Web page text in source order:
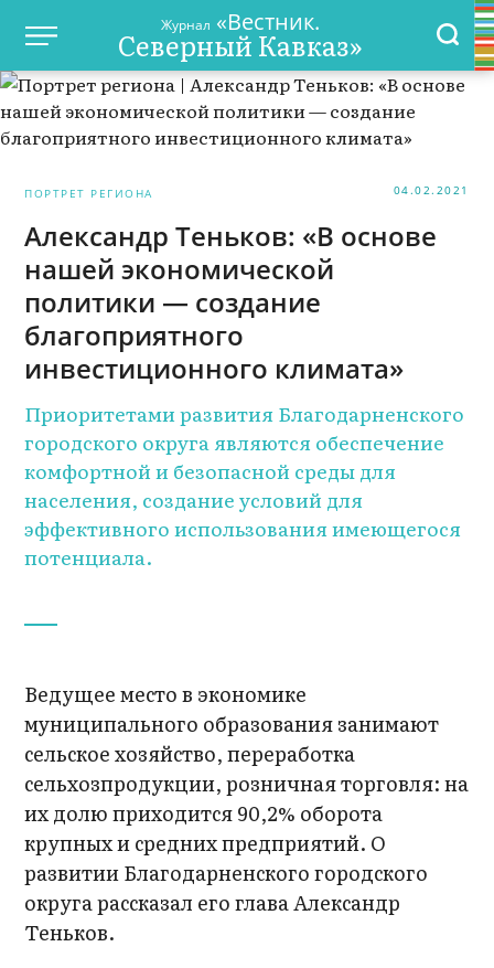
Журнал «Вестник.
Северный Кавказ»
ПОРТРЕТ РЕГИОНА 04.02.2021
Александр Теньков: «В основе
нашей экономической
политики — создание
благоприятного
инвестиционного климата»
Приоритетами развития Благодарненского
городского округа являются обеспечение
комфортной и безопасной среды для
населения, создание условий для
эффективного использования имеющегося
потенциала.
Ведущее место в экономике
муниципального образования занимают
сельское хозяйство, переработка
сельхозпродукции, розничная торговля: на
их долю приходится 90,2% оборота
крупных и средних предприятий. О
развитии Благодарненского городского
округа рассказал его глава Александр
Теньков.